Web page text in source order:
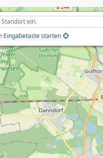
Eingabetaste starten